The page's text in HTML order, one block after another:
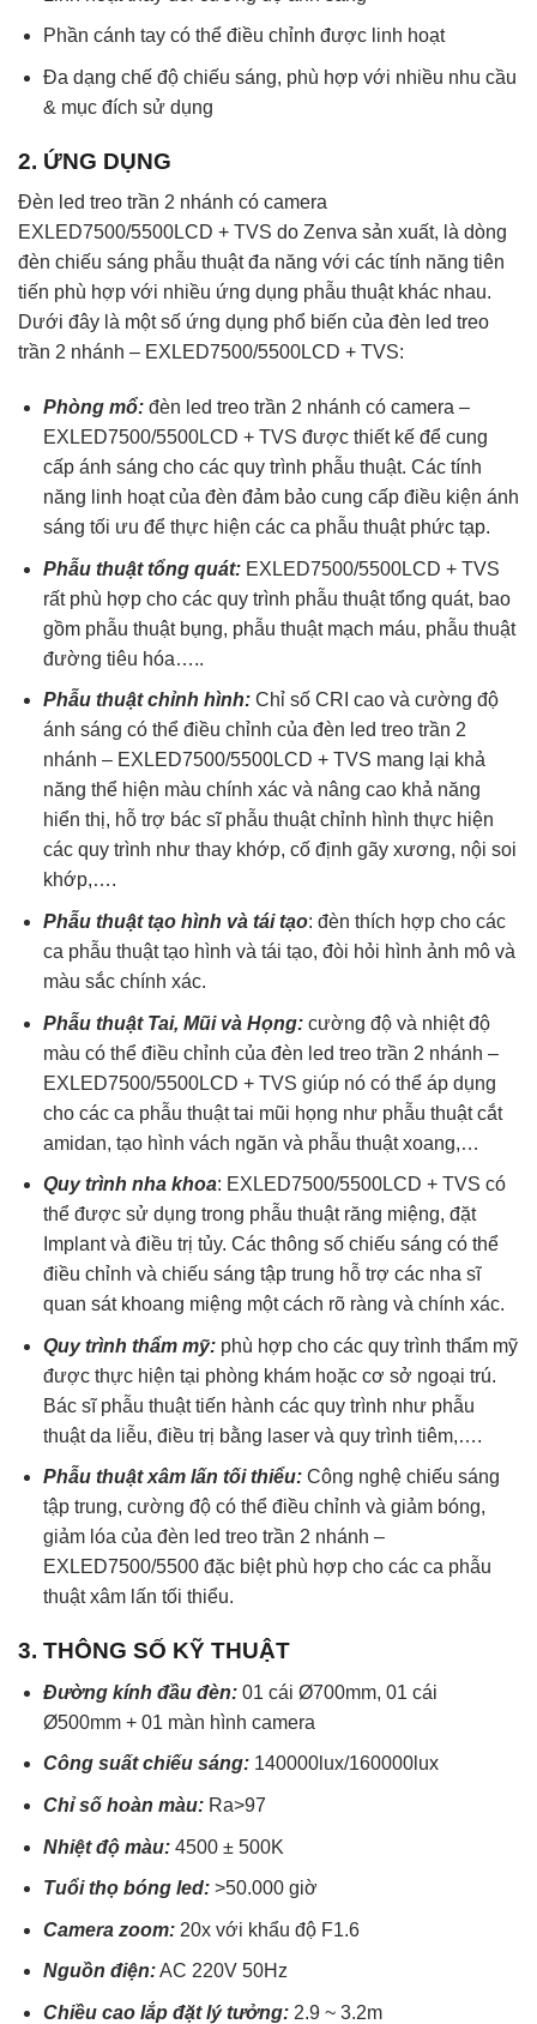
Phần cánh tay có thể điều chỉnh được linh hoạt
Đa dạng chế độ chiếu sáng, phù hợp với nhiều nhu cầu
& mục đích sử dụng
2. ỨNG DỤNG
Đèn led treo trần 2 nhánh có camera
EXLED7500/5500LCD + TVS do Zenva sản xuất, là dòng
đèn chiếu sáng phẫu thuật đa năng với các tính năng tiên
tiến phù hợp với nhiều ứng dụng phẫu thuật khác nhau.
Dưới đây là một số ứng dụng phổ biến của đèn led treo
trần 2 nhánh – EXLED7500/5500LCD + TVS:
Phòng mổ:đèn led treo trần 2 nhánh có camera –
EXLED7500/5500LCD + TVS được thiết kế để cung
cấp ánh sáng cho các quy trình phẫu thuật. Các tính
năng linh hoạt của đèn đảm bảo cung cấp điều kiện ánh
sáng tối ưu để thực hiện các ca phẫu thuật phức tạp.
Phẫu thuật tổng quát:EXLED7500/5500LCD + TVS
rất phù hợp cho các quy trình phẫu thuật tổng quát, bao
gồm phẫu thuật bụng, phẫu thuật mạch máu, phẫu thuật
đường tiêu hóa…..
Phẫu thuật chỉnh hình:Chỉ số CRI cao và cường độ
ánh sáng có thể điều chỉnh của đèn led treo trần 2
nhánh – EXLED7500/5500LCD + TVS mang lại khả
năng thể hiện màu chính xác và nâng cao khả năng
hiển thị, hỗ trợ bác sĩ phẫu thuật chỉnh hình thực hiện
các quy trình như thay khớp, cố định gãy xương, nội soi
khớp,….
Phẫu thuật tạo hình và tái tạo: đèn thích hợp cho các
ca phẫu thuật tạo hình và tái tạo, đòi hỏi hình ảnh mô và
màu sắc chính xác.
Phẫu thuật Tai, Mũi và Họng:cường độ và nhiệt độ
màu có thể điều chỉnh của đèn led treo trần 2 nhánh –
EXLED7500/5500LCD + TVS giúp nó có thể áp dụng
cho các ca phẫu thuật tai mũi họng như phẫu thuật cắt
amidan, tạo hình vách ngăn và phẫu thuật xoang,…
Quy trình nha khoa: EXLED7500/5500LCD + TVS có
thể được sử dụng trong phẫu thuật răng miệng, đặt
Implant và điều trị tủy. Các thông số chiếu sáng có thể
điều chỉnh và chiếu sáng tập trung hỗ trợ các nha sĩ
quan sát khoang miệng một cách rõ ràng và chính xác.
Quy trình thẩm mỹ:phù hợp cho các quy trình thẩm mỹ
được thực hiện tại phòng khám hoặc cơ sở ngoại trú.
Bác sĩ phẫu thuật tiến hành các quy trình như phẫu
thuật da liễu, điều trị bằng laser và quy trình tiêm,….
Phẫu thuật xâm lấn tối thiểu:Công nghệ chiếu sáng
tập trung, cường độ có thể điều chỉnh và giảm bóng,
giảm lóa của đèn led treo trần 2 nhánh –
EXLED7500/5500 đặc biệt phù hợp cho các ca phẫu
thuật xâm lấn tối thiểu.
3. THÔNG SỐ KỸ THUẬT
Đường kính đầu đèn:01 cái Ø700mm, 01 cái
Ø500mm + 01 màn hình camera
Công suất chiếu sáng: 140000lux/160000lux
Chỉ số hoàn màu:Ra>97
Nhiệt độ màu:4500 ± 500K
Tuổi thọ bóng led:>50.000 giờ
Camera zoom:20x với khẩu độ F1.6
Nguồn điện:AC 220V 50Hz
Chiều cao lắp đặt lý tưởng:2.9 ~ 3.2m